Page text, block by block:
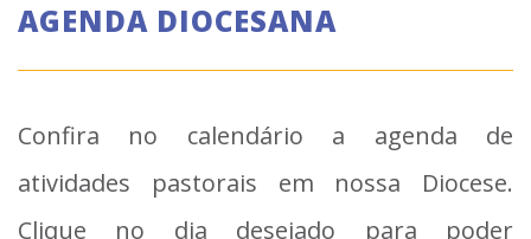
AGENDA DIOCESANA
Confira no calendário a agenda de
atividades pastorais em nossa Diocese.
Clique no dia desejado para poder